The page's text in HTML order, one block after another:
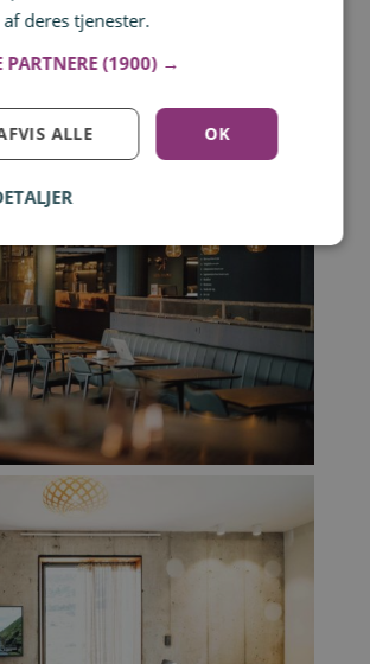
for at gemme hvad der inspirerer dig
Tilmeld
deres tjenester.
PARTNERE (1900) →
OK
ALLE